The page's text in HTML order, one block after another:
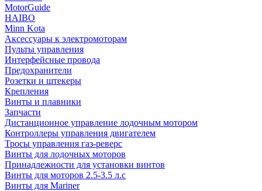
MotorGuide
HAIBO
Minn Kota
Аксессуары к электромоторам
Пульты управления
Интерфейсные провода
Предохранители
Розетки и штекеры
Крепления
Винты и плавники
Запчасти
Дистанционное управление лодочным мотором
Контроллеры управления двигателем
Тросы управления газ-реверс
Винты для лодочных моторов
Принадлежности для установки винтов
Винты для моторов 2.5-3.5 л.с
Винты для Mariner